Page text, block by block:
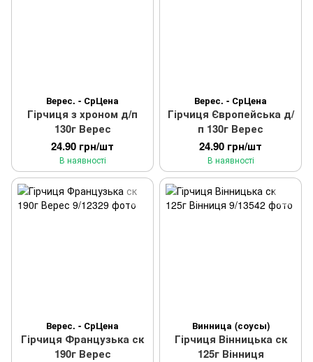
Верес. - СрЦена
Гірчиця з хроном д/п
130г Верес
24.90 грн/шт
В наявності
Верес. - СрЦена
Гірчиця Європейська д/
п 130г Верес
24.90 грн/шт
В наявності
Верес. - СрЦена
Гірчиця Французька ск
190г Верес
Винница (соусы)
Гірчиця Вінницька ск
125г Вінниця